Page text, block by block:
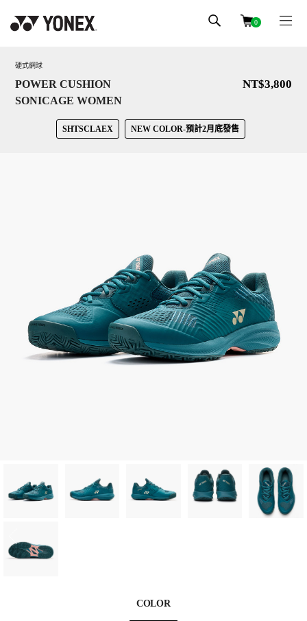
0
硬式網球
POWER CUSHION
SONICAGE WOMEN
NT$3,800
SHTSCLAEX NEW COLOR-預計2月底發售
COLOR